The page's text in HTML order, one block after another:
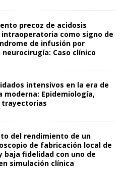
precoz de acidosis
como signo de
de infusión por
Caso clínico
intensivos en la era de
moderna: Epidemiología,
trayectorias
del rendimiento de un
de fabricación local de
baja fidelidad con uno de
simulación clínica